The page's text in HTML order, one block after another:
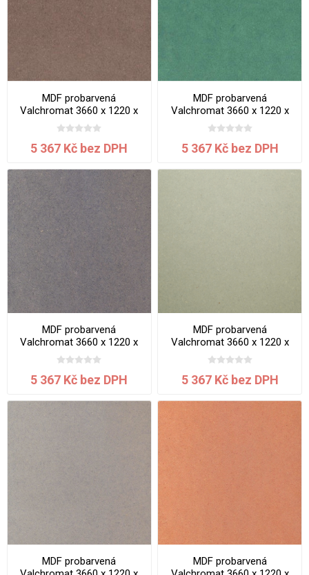
MDF probarvená
Valchromat 3660 x 1220 x
19 mm Chocolate Brown
5 367 Kč bez DPH
MDF probarvená
Valchromat 3660 x 1220 x
19 mm Green Mint
5 367 Kč bez DPH
MDF probarvená
Valchromat 3660 x 1220 x
19 mm Grey
5 367 Kč bez DPH
MDF probarvená
Valchromat 3660 x 1220 x
19 mm Khaki
5 367 Kč bez DPH
MDF probarvená
MDF probarvená